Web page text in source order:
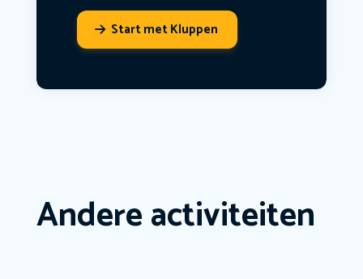
Start met Kluppen
Andere activiteiten